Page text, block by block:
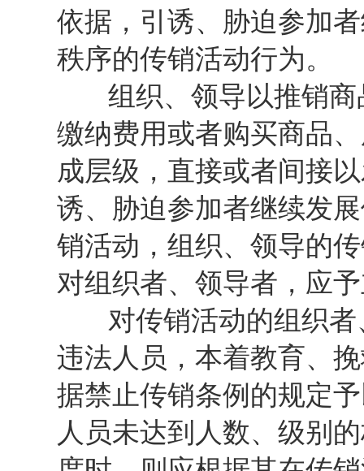
依据，引诱、胁迫参加
秩序的传销活动行为。
组织、领导以推销商
缴纳费用或者购买商品
成层级，直接或者间接
诱、胁迫参加者继续发
销活动，组织、领导的
对组织者、领导者，应
对传销活动的组织者
违法人员，本着教育、
据禁止传销条例的规定
人员未达到人数、级别